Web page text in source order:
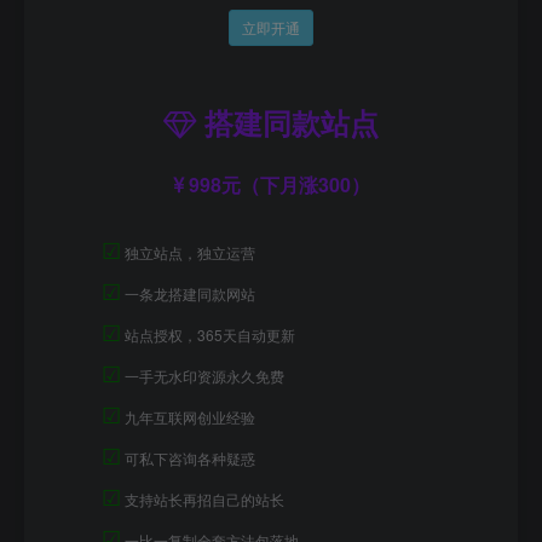
立即开通
搭建同款站点
998元（下月涨300）
☑ 独立站点，独立运营
☑ 一条龙搭建同款网站
☑ 站点授权，365天自动更新
☑ 一手无水印资源永久免费
☑ 九年互联网创业经验
☑ 可私下咨询各种疑惑
☑ 支持站长再招自己的站长